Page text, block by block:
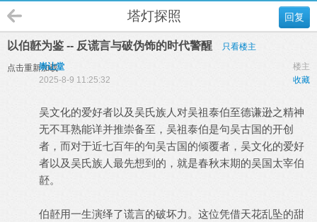
回复
塔灯探照
以伯噽为鉴 -- 反谎言与破伪饰的时代警醒 只看楼主
点击重新加载 楼主
崇让堂
收藏
2025-8-9 11:25:32
吴文化的爱好者以及吴氏族人对吴祖泰伯至德谦逊之精神
无不耳熟能详并推崇备至，吴祖泰伯是句吴古国的开创
者，而对于近七百年的句吴古国的倾覆者，吴文化的爱好
者以及吴氏族人最先想到的，就是春秋末期的吴国太宰伯
噽。
伯噽用一生演绎了谎言的破坏力。这位凭借天花乱坠的甜